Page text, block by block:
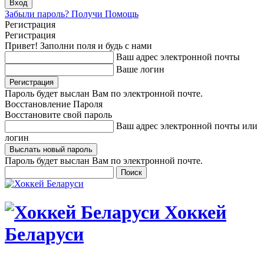
Забыли пароль? Получи Помощь
Регистрация
Регистрация
Привет! Заполни поля и будь с нами
Ваш адрес электронной почты
Ваше логин
Пароль будет выслан Вам по электронной почте.
Восстановление Пароля
Восстановите свой пароль
Ваш адрес электронной почты или
логин
Пароль будет выслан Вам по электронной почте.
Хоккей
Беларуси